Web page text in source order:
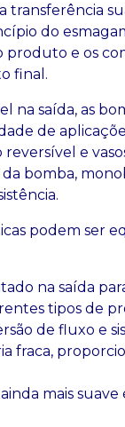
transferência
do
e os
final.
na saída, as
de
e
bomba,
podem ser
na saída
tipos de
de fluxo e
fraca,
mais